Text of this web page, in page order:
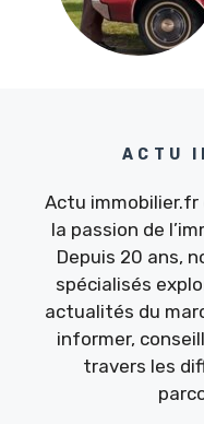
ACTU
Actu immobilier.fr
la passion de
Depuis 20 ans,
spécialisés
actualités du
informer,
travers les